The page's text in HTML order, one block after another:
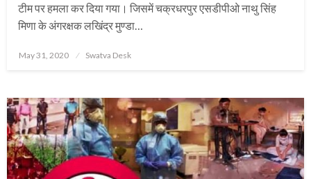
टीम पर हमला कर दिया गया। जिसमें चक्रधरपुर एसडीपीओ नाथु सिंह
मिणा के अंगरक्षक लखिंद्र मुण्डा…
Posted
May 31, 2020 Swatva Desk